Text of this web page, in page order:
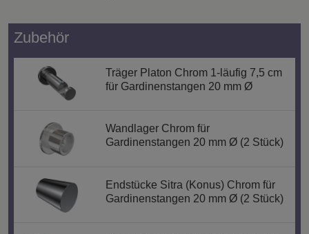
Zubehör
Träger Platon Chrom 1-läufig 7,5 cm
für Gardinenstangen 20 mm Ø
Wandlager Chrom für
Gardinenstangen 20 mm Ø (2 Stück)
Endstücke Sitra (Konus) Chrom für
Gardinenstangen 20 mm Ø (2 Stück)